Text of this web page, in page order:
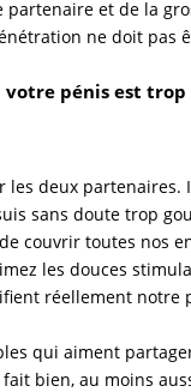
et de la
ne doit pas
votre pénis est
les deux
sans doute trop
couvrir toutes nos
les douces
réellement notre
qui aiment
bien, au moins